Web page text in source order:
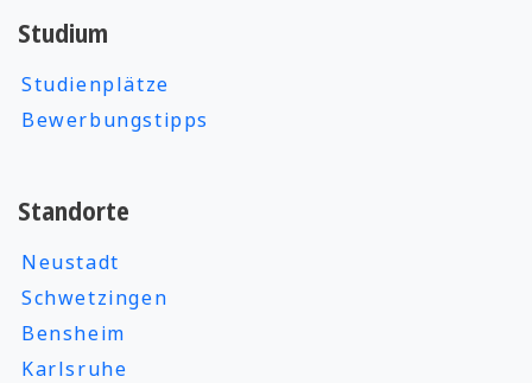
Studium
Studienplätze
Bewerbungstipps
Standorte
Neustadt
Schwetzingen
Bensheim
Karlsruhe